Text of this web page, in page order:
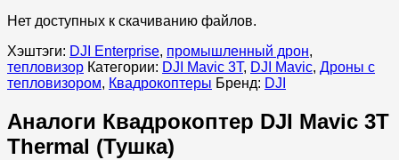
Нет доступных к скачиванию файлов.
Хэштэги: DJI Enterprise, промышленный дрон,
тепловизор Категории: DJI Mavic 3T, DJI Mavic, Дроны с
тепловизором, Квадрокоптеры Бренд: DJI
Аналоги Квадрокоптер DJI Mavic 3T
Thermal (Тушка)